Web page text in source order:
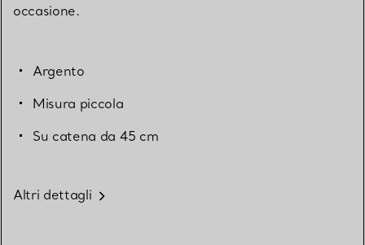
occasione.
Argento
Misura piccola
Su catena da 45 cm
Altri dettagli